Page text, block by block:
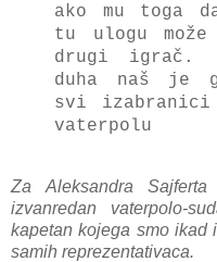
ako mu toga
tu ulogu
drugi igrač.
duha naš je
svi izabranici
vaterpolu
Za Aleksandra
izvanredan vaterpolo-
kapetan kojega smo ikad
samih reprezentativaca.